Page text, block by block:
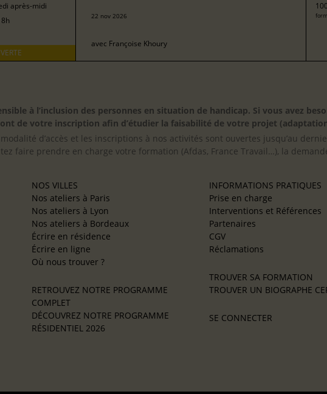
après-midi
22 nov 2026
avec Françoise Khoury
à l’inclusion des personnes en situation de handicap. Si vous avez
de votre inscription afin d’étudier la faisabilité de votre projet
d’accès et les inscriptions à nos activités sont ouvertes jusqu’au
faire prendre en charge votre formation (Afdas, France Travail…), la
NOS VILLES
Nos ateliers à Paris
Nos ateliers à Lyon
Nos ateliers à Bordeaux
Écrire en résidence
Écrire en ligne
Où nous trouver ?
RETROUVEZ NOTRE PROGRAMME
COMPLET
DÉCOUVREZ NOTRE PROGRAMME
RÉSIDENTIEL 2026
INFORMATIONS PRATIQUES
Prise en charge
Interventions et Références
Partenaires
CGV
Réclamations
TROUVER SA FORMATION
TROUVER UN BIOGRAPHE
SE CONNECTER